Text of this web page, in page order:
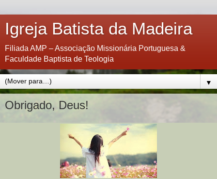
Igreja Batista da Madeira
Filiada AMP – Associação Missionária Portuguesa &
Faculdade Baptista de Teologia
▼
Obrigado, Deus!